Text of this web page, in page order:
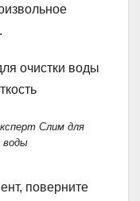
Слим для
воды
поверните